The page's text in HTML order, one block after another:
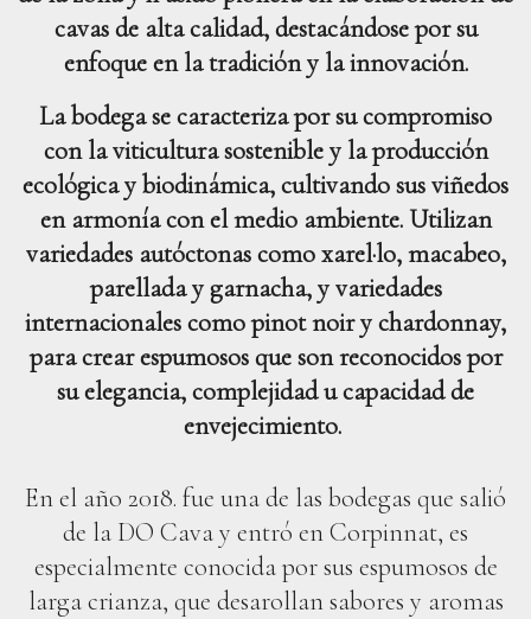
cavas de alta calidad, destacándose por su
enfoque en la tradición y la innovación.
La bodega se caracteriza por su compromiso
con la viticultura sostenible y la producción
ecológica y biodinámica, cultivando sus viñedos
en armonía con el medio ambiente. Utilizan
variedades autóctonas como xarel·lo, macabeo,
parellada y garnacha, y variedades
internacionales como pinot noir y chardonnay,
para crear espumosos que son reconocidos por
su elegancia, complejidad u capacidad de
envejecimiento.
En el año 2018. fue una de las bodegas que salió
de la DO Cava y entró en Corpinnat, es
especialmente conocida por sus espumosos de
larga crianza, que desarollan sabores y aromas